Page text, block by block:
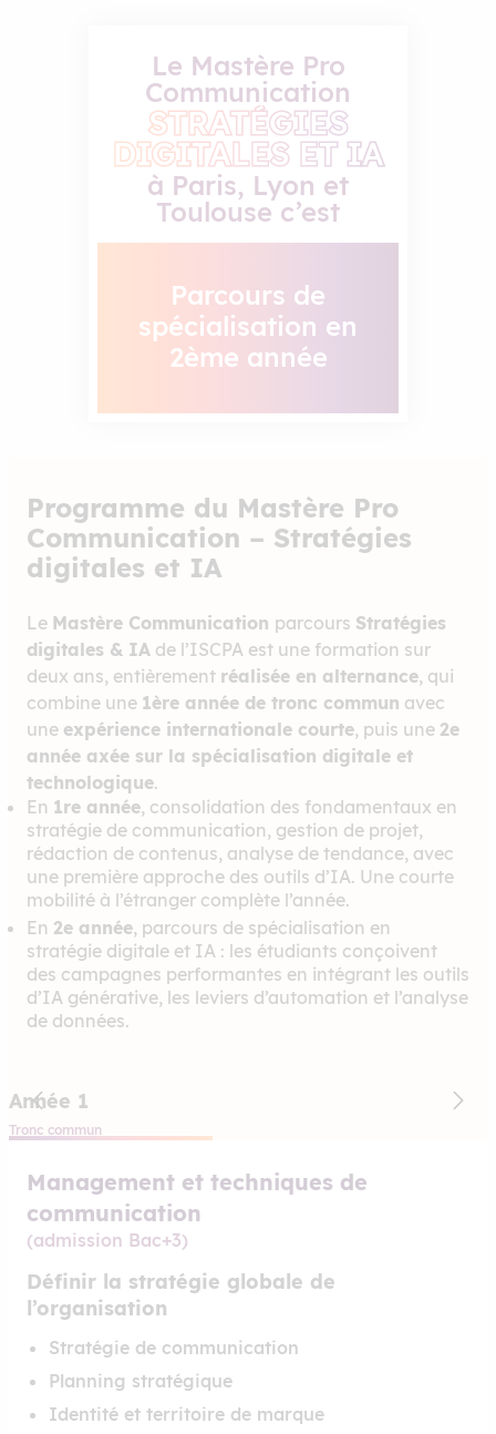
Le Mastère Pro
Communication
STRATÉGIES
DIGITALES ET IA
à Paris, Lyon et
Toulouse c’est
Parcours de
spécialisation en
2ème année
Programme du Mastère Pro
Communication – Stratégies
digitales et IA
Le Mastère Communication parcours Stratégies
digitales & IA de l’ISCPA est une formation sur
deux ans, entièrement réalisée en alternance, qui
combine une 1ère année de tronc commun avec
une expérience internationale courte, puis une 2e
année axée sur la spécialisation digitale et
technologique.
En 1re année, consolidation des fondamentaux en
stratégie de communication, gestion de projet,
rédaction de contenus, analyse de tendance, avec
une première approche des outils d’IA. Une courte
mobilité à l’étranger complète l’année.
En 2e année, parcours de spécialisation en
stratégie digitale et IA : les étudiants conçoivent
des campagnes performantes en intégrant les outils
d’IA générative, les leviers d’automation et l’analyse
de données.
Année 1
Tronc commun
Management et techniques de
communication
(admission Bac+3)
Définir la stratégie globale de
l’organisation
Stratégie de communication
Planning stratégique
Identité et territoire de marque